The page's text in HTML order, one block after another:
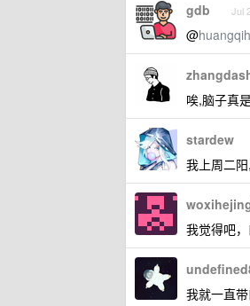
gdb Jul
@
唉,脑子真
stardew
我上周二
我觉得吧
我就一直